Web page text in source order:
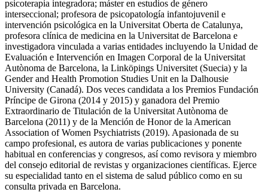
psicoterapia integradora; máster en estudios de género
interseccional; profesora de psicopatología infantojuvenil e
intervención psicológica en la Universitat Oberta de Catalunya,
profesora clínica de medicina en la Universitat de Barcelona e
investigadora vinculada a varias entidades incluyendo la Unidad de
Evaluación e Intervención en Imagen Corporal de la Universitat
Autònoma de Barcelona, la Linköpings Universitet (Suecia) y la
Gender and Health Promotion Studies Unit en la Dalhousie
University (Canadá). Dos veces candidata a los Premios Fundación
Príncipe de Girona (2014 y 2015) y ganadora del Premio
Extraordinario de Titulación de la Universitat Autònoma de
Barcelona (2011) y de la Mención de Honor de la American
Association of Women Psychiatrists (2019). Apasionada de su
campo profesional, es autora de varias publicaciones y ponente
habitual en conferencias y congresos, así como revisora y miembro
del consejo editorial de revistas y organizaciones científicas. Ejerce
su especialidad tanto en el sistema de salud público como en su
consulta privada en Barcelona.